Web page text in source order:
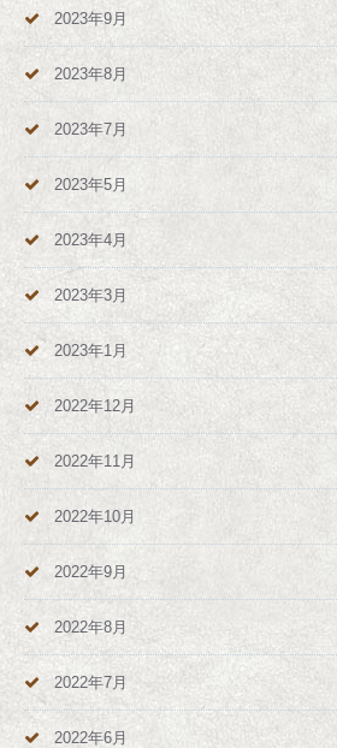
2023年9月
2023年8月
2023年7月
2023年5月
2023年4月
2023年3月
2023年1月
2022年12月
2022年11月
2022年10月
2022年9月
2022年8月
2022年7月
2022年6月